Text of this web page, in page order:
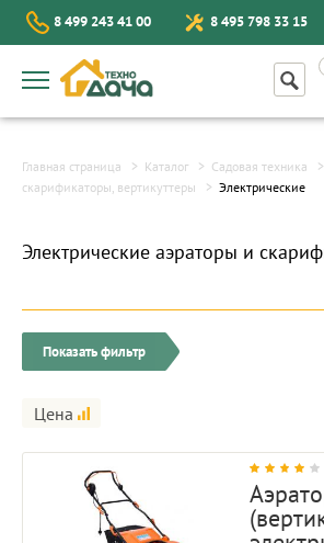
8 499 243 41 00 8 495 798 33 15
Главная страница Каталог Садовая техника
скарификаторы, вертикуттеры
Электрические
Электрические аэраторы и
Показать фильтр
Цена